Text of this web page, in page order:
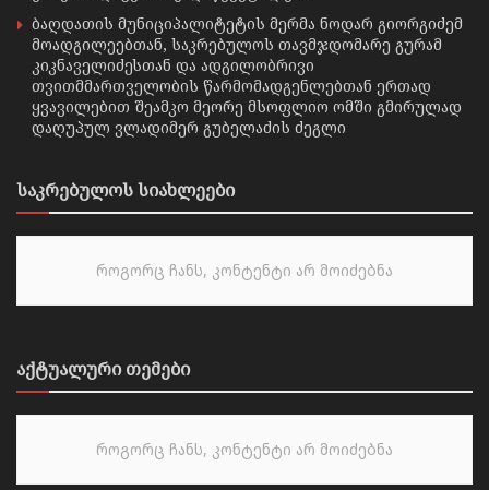
ბაღდათის მუნიციპალიტეტის მერმა ნოდარ გიორგიძემ
მოადგილეებთან, საკრებულოს თავმჯდომარე გურამ
კიკნაველიძესთან და ადგილობრივი
თვითმმართველობის წარმომადგენლებთან ერთად
ყვავილებით შეამკო მეორე მსოფლიო ომში გმირულად
დაღუპულ ვლადიმერ გუბელაძის ძეგლი
საკრებულოს სიახლეები
როგორც ჩანს, კონტენტი არ მოიძებნა
აქტუალური თემები
როგორც ჩანს, კონტენტი არ მოიძებნა